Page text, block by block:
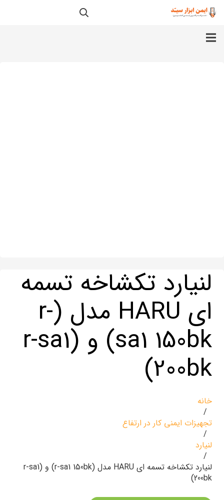
لنیارد تکشاخه تسمه
ای HARU مدل (r-
sa1 150bk) و (r-sa1
200bk)
خانه
/
تجهیزات ایمنی کار در ارتفاع
/
لنیارد
/
لنیارد تکشاخه تسمه ای HARU مدل (r-sa1 150bk) و (r-sa1
200bk)